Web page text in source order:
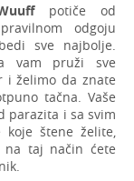
potiče od
odgoju
sve najbolje.
vam pruži sve
i želimo da znate
tačna. Vaše
parazita i sa svim
štene želite,
taj način ćete